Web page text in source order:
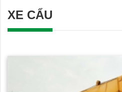
XE CẨU